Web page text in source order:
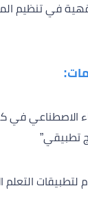
في تنظيم
الاصطناعي
تطبيقي”
لتطبيقات التعلم